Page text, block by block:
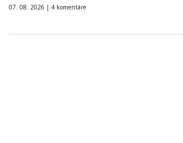
07. 08. 2026 | 4 komentáre